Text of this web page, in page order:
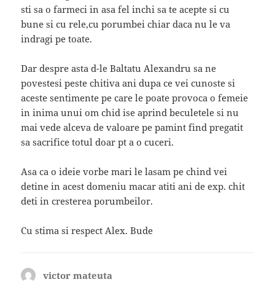
sti sa o farmeci in asa fel inchi sa te acepte si cu
bune si cu rele,cu porumbei chiar daca nu le va
indragi pe toate.
Dar despre asta d-le Baltatu Alexandru sa ne
povestesi peste chitiva ani dupa ce vei cunoste si
aceste sentimente pe care le poate provoca o femeie
in inima unui om chid ise aprind beculetele si nu
mai vede alceva de valoare pe pamint find pregatit
sa sacrifice totul doar pt a o cuceri.
Asa ca o ideie vorbe mari le lasam pe chind vei
detine in acest domeniu macar atiti ani de exp. chit
deti in cresterea porumbeilor.
Cu stima si respect Alex. Bude
victor mateuta